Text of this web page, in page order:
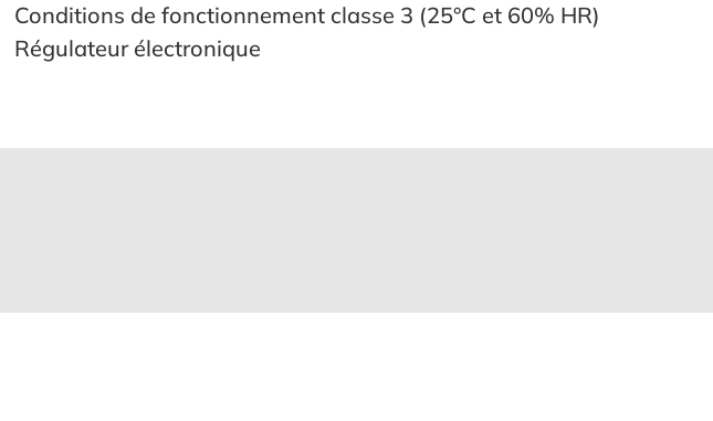
Conditions de fonctionnement classe 3 (25°C et 60% HR)
Régulateur électronique